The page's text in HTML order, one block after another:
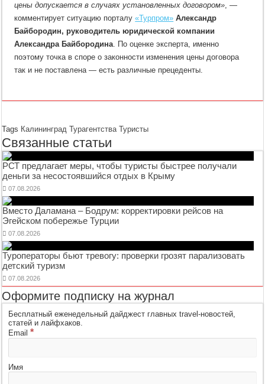
цены допускается в случаях установленных договором», —
комментирует ситуацию порталу«Турпром» Александр
Байбородин, руководитель юридической компании
Александра Байбородина. По оценке эксперта, именно
поэтому точка в споре о законности изменения цены договора
так и не поставлена — есть различные прецеденты.
Tags Калининград Турагентства Туристы
Связанные статьи
РСТ предлагает меры, чтобы туристы быстрее получали
деньги за несостоявшийся отдых в Крыму
07.08.2026
Вместо Даламана – Бодрум: корректировки рейсов на
Эгейском побережье Турции
07.08.2026
Туроператоры бьют тревогу: проверки грозят парализовать
детский туризм
07.08.2026
Оформите подписку на журнал
Бесплатный еженедельный дайджест главных travel-новостей,
статей и лайфхаков.
Email*
Имя